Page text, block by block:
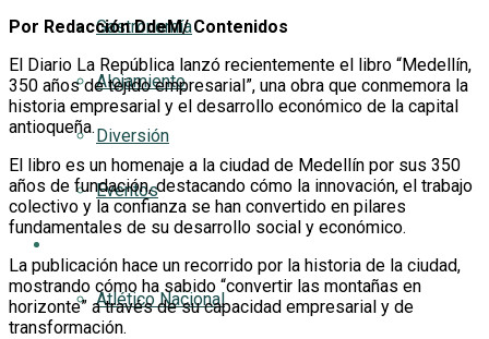
Gastronomía
Alojamiento
Diversión
Eventos
Atlético Nacional
Por Redacción DdeM/ Contenidos
El Diario La República lanzó recientemente el libro “Medellín,
350 años de tejido empresarial”, una obra que conmemora la
historia empresarial y el desarrollo económico de la capital
antioqueña.
El libro es un homenaje a la ciudad de Medellín por sus 350
años de fundación, destacando cómo la innovación, el trabajo
colectivo y la confianza se han convertido en pilares
fundamentales de su desarrollo social y económico.
La publicación hace un recorrido por la historia de la ciudad,
mostrando cómo ha sabido “convertir las montañas en
horizonte” a través de su capacidad empresarial y de
transformación.